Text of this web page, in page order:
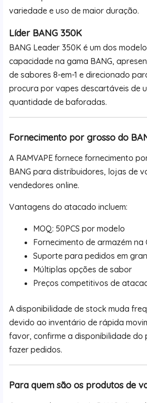
variedade e uso de maior duração.
Líder BANG 350K
BANG Leader 350K é um dos
capacidade na gama BANG,
de sabores 8-em-1 e direcionado
procura por vapes descartáveis de
quantidade de baforadas.
Fornecimento por grosso do
A RAMVAPE fornece fornecimento
BANG para distribuidores, lojas de
vendedores online.
Vantagens do atacado incluem:
MOQ: 50PCS por modelo
Fornecimento de armazém na
Suporte para pedidos em
Múltiplas opções de sabor
Preços competitivos de
A disponibilidade de stock muda
devido ao inventário de rápida
favor, confirme a disponibilidade do
fazer pedidos.
Para quem são os produtos de